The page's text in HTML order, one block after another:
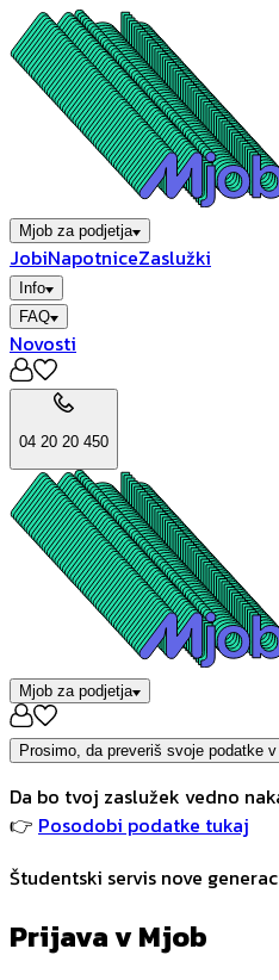
Mjob za podjetja
JobiNapotniceZaslužki
Info
FAQ
Novosti
04 20 20 450
Mjob za podjetja
Prosimo, da preveriš svoje podatke
Da bo tvoj zaslužek vedno
👉 Posodobi podatke tukaj
Študentski servis nove
Prijava v Mjob